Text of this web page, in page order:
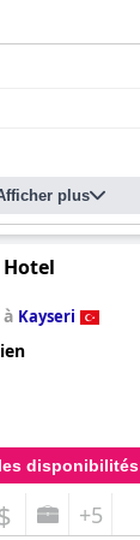
plus
Kayseri
disponibilités
+5